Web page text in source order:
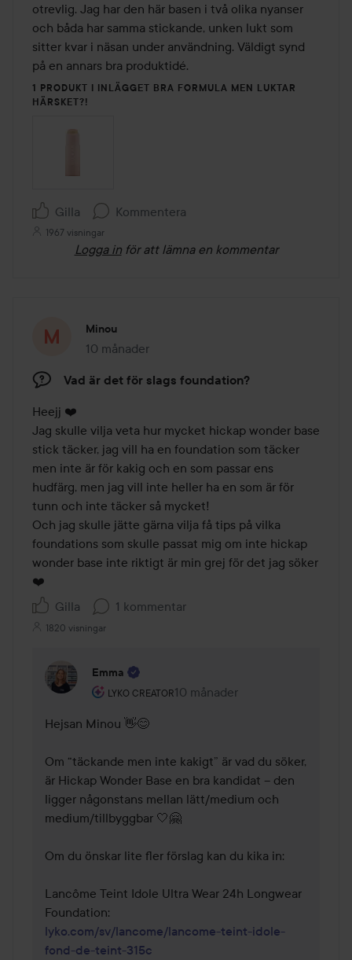
otrevlig. Jag har den här basen i två olika nyanser
och båda har samma stickande, unken lukt som
sitter kvar i näsan under användning. Väldigt synd
på en annars bra produktidé.
1 PRODUKT I INLÄGGET BRA FORMULA MEN LUKTAR
HÄRSKET?!
Gilla Kommentera
1967 visningar
Logga in för att lämna en kommentar
Minou
10 månader
Inlägget skapades 10 månader
Vad är det för slags foundation?
Heejj ❤️
Jag skulle vilja veta hur mycket hickap wonder base
stick täcker, jag vill ha en foundation som täcker
men inte är för kakig och en som passar ens
hudfärg, men jag vill inte heller ha en som är för
tunn och inte täcker så mycket!
Och jag skulle jätte gärna vilja få tips på vilka
foundations som skulle passat mig om inte hickap
wonder base inte riktigt är min grej för det jag söker
❤️
Gilla
1 kommentar
1820 visningar
Emma
LYKO CREATOR
Användarens roll: Lyko Creator.
10 månader
Kommentaren lades 10 månader
Hejsan Minou 👋😊
Om “täckande men inte kakigt” är vad du söker,
är Hickap Wonder Base en bra kandidat – den
ligger någonstans mellan lätt/medium och
medium/tillbyggbar 🤍🤗
Om du önskar lite fler förslag kan du kika in:
Lancôme Teint Idole Ultra Wear 24h Longwear
lyko.com/sv/lancome/lancome-teint-idole-
fond-de-teint-315c